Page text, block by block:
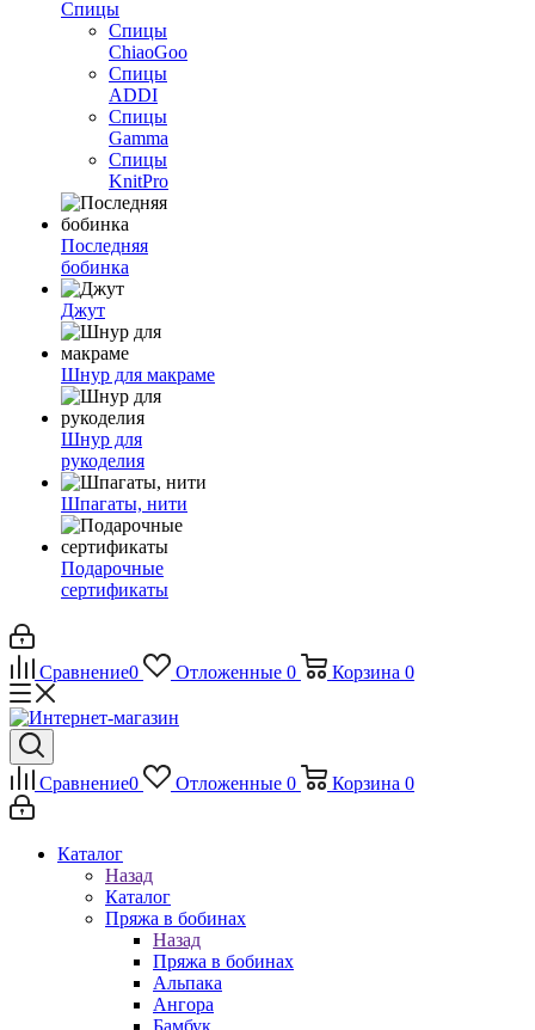
Спицы
Спицы
ChiaoGoo
Спицы
ADDI
Спицы
Gamma
Спицы
KnitPro
Последняя
бобинка
Джут
Шнур для макраме
Шнур для
рукоделия
Шпагаты, нити
Подарочные
сертификаты
Сравнение0 Отложенные 0 Корзина 0
Сравнение0 Отложенные 0 Корзина 0
Каталог
Назад
Каталог
Пряжа в бобинах
Назад
Пряжа в бобинах
Альпака
Ангора
Бамбук